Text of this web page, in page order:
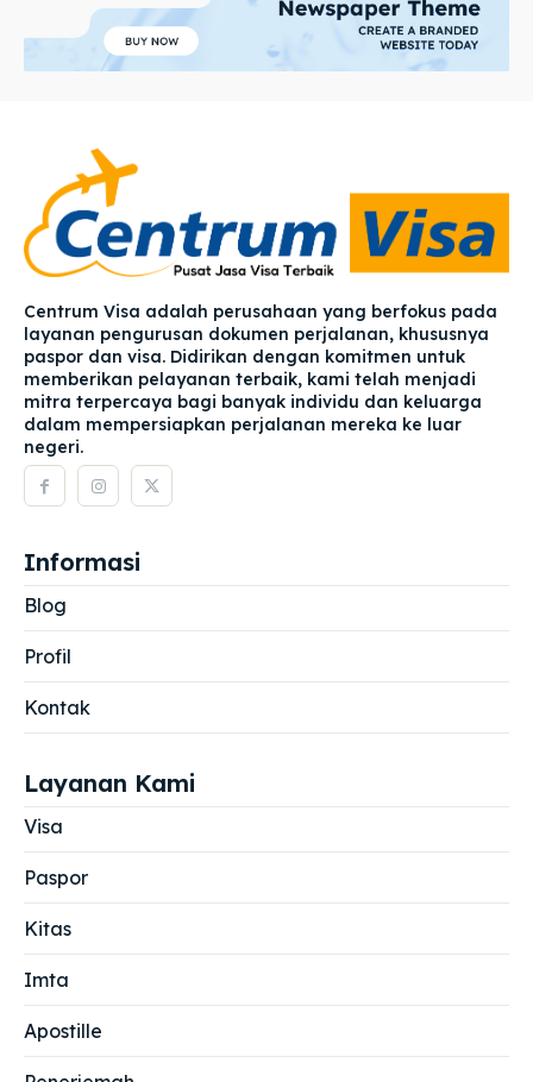
Centrum Visa adalah perusahaan yang berfokus pada
layanan pengurusan dokumen perjalanan, khususnya
paspor dan visa. Didirikan dengan komitmen untuk
memberikan pelayanan terbaik, kami telah menjadi
mitra terpercaya bagi banyak individu dan keluarga
dalam mempersiapkan perjalanan mereka ke luar
negeri.
Informasi
Blog
Profil
Kontak
Layanan Kami
Visa
Paspor
Kitas
Imta
Apostille